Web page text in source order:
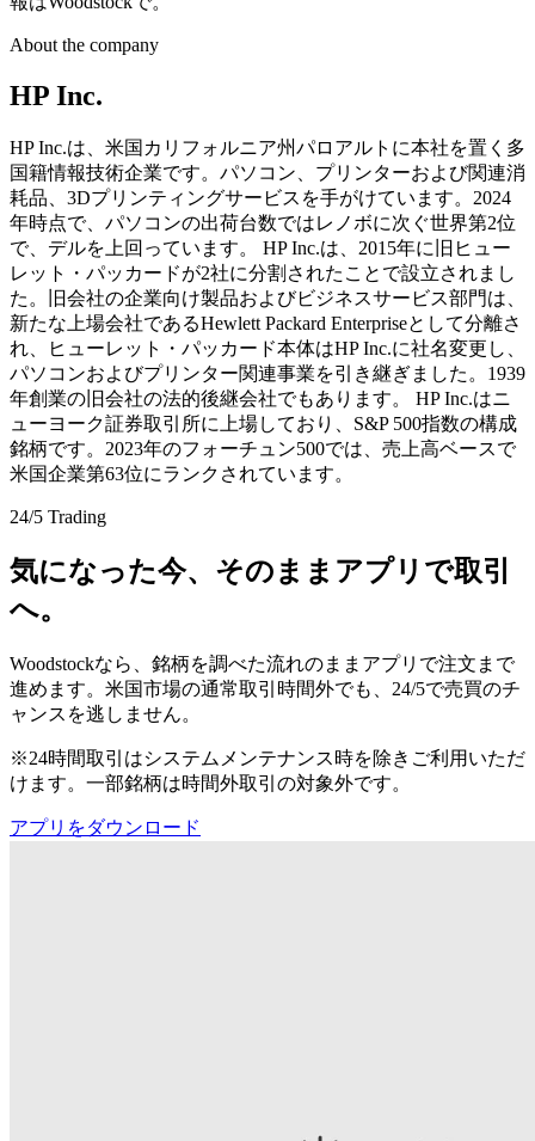
About the company
HP Inc.
HP Inc.は、米国カリフォルニア州パロアルトに本社を置く多
国籍情報技術企業です。パソコン、プリンターおよび関連消
耗品、3Dプリンティングサービスを手がけています。2024
年時点で、パソコンの出荷台数ではレノボに次ぐ世界第2位
で、デルを上回っています。 HP Inc.は、2015年に旧ヒュー
レット・パッカードが2社に分割されたことで設立されまし
た。旧会社の企業向け製品およびビジネスサービス部門は、
新たな上場会社であるHewlett Packard Enterpriseとして分離さ
れ、ヒューレット・パッカード本体はHP Inc.に社名変更し、
パソコンおよびプリンター関連事業を引き継ぎました。1939
年創業の旧会社の法的後継会社でもあります。 HP Inc.はニ
ューヨーク証券取引所に上場しており、S&P 500指数の構成
銘柄です。2023年のフォーチュン500では、売上高ベースで
米国企業第63位にランクされています。
24/5 Trading
気になった今、そのままアプリで取引
へ。
Woodstockなら、銘柄を調べた流れのままアプリで注文まで
進めます。米国市場の通常取引時間外でも、24/5で売買のチ
ャンスを逃しません。
※24時間取引はシステムメンテナンス時を除きご利用いただ
けます。一部銘柄は時間外取引の対象外です。
アプリをダウンロード